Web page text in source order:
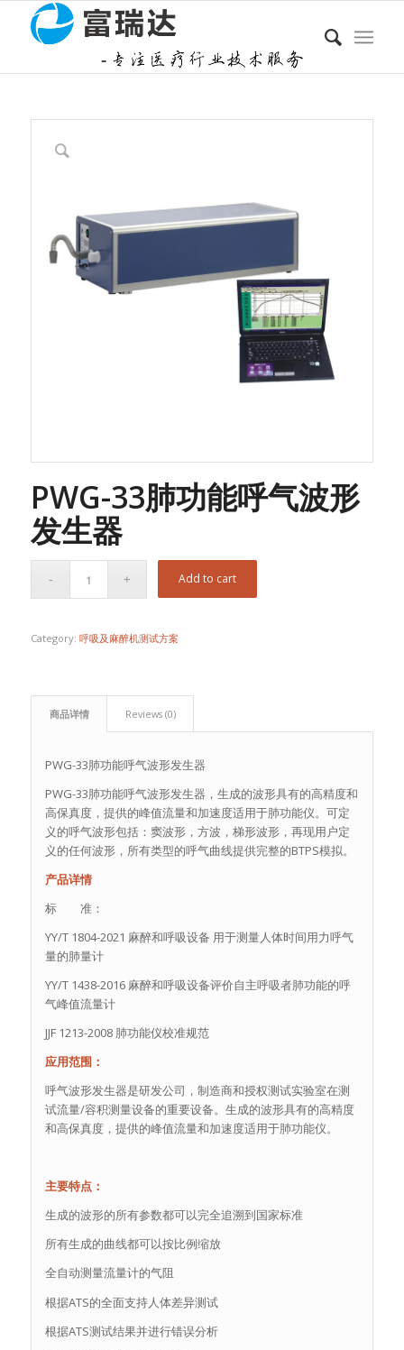
PWG-33肺功能呼气波形
发生器
Add to cart
Category: 呼吸及麻醉机测试方案
商品详情 Reviews (0)
PWG-33肺功能呼气波形发生器
PWG-33肺功能呼气波形发生器，生成的波形具有的高精度和
高保真度，提供的峰值流量和加速度适用于肺功能仪。可定
义的呼气波形包括：窦波形，方波，梯形波形，再现用户定
义的任何波形，所有类型的呼气曲线提供完整的BTPS模拟。
产品详情
标 准：
YY/T 1804-2021 麻醉和呼吸设备 用于测量人体时间用力呼气
量的肺量计
YY/T 1438-2016 麻醉和呼吸设备评价自主呼吸者肺功能的呼
气峰值流量计
JJF 1213-2008 肺功能仪校准规范
应用范围：
呼气波形发生器是研发公司，制造商和授权测试实验室在测
试流量/容积测量设备的重要设备。生成的波形具有的高精度
和高保真度，提供的峰值流量和加速度适用于肺功能仪。
主要特点：
生成的波形的所有参数都可以完全追溯到国家标准
所有生成的曲线都可以按比例缩放
全自动测量流量计的气阻
根据ATS的全面支持人体差异测试
根据ATS测试结果并进行错误分析